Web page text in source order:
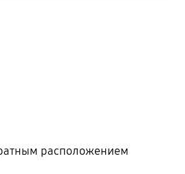
расположением